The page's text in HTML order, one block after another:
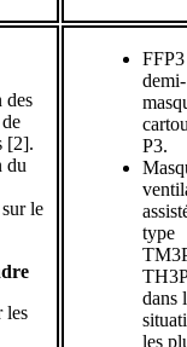
des
[2].
du
le
les
demi-
P3.
type
TH3P
dans
les